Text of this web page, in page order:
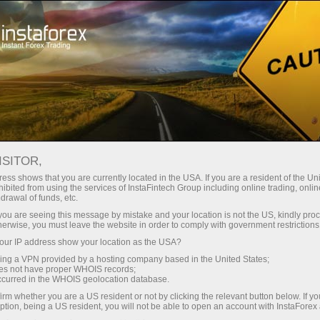
فتح الحساب الفوري منصة التداول
للمبتدئين للمستثمرين للشركاء
الأسئلة المتكررة
نظام الفوركس كوبي
في التفاصيل
shows that you are currently located in the USA. If you are a resident of the
from using the services of InstaFintech Group including online trading,
of funds, etc.
are seeing this message by mistake and your location is not the US, kindly
you must leave the website in order to comply with government
IP address show your location as the USA?
a VPN provided by a hosting company based in the United States;
not have proper WHOIS records;
in the WHOIS geolocation database.
whether you are a US resident or not by clicking the relevant button below. If
being a US resident, you will not be able to open an account with InstaForex